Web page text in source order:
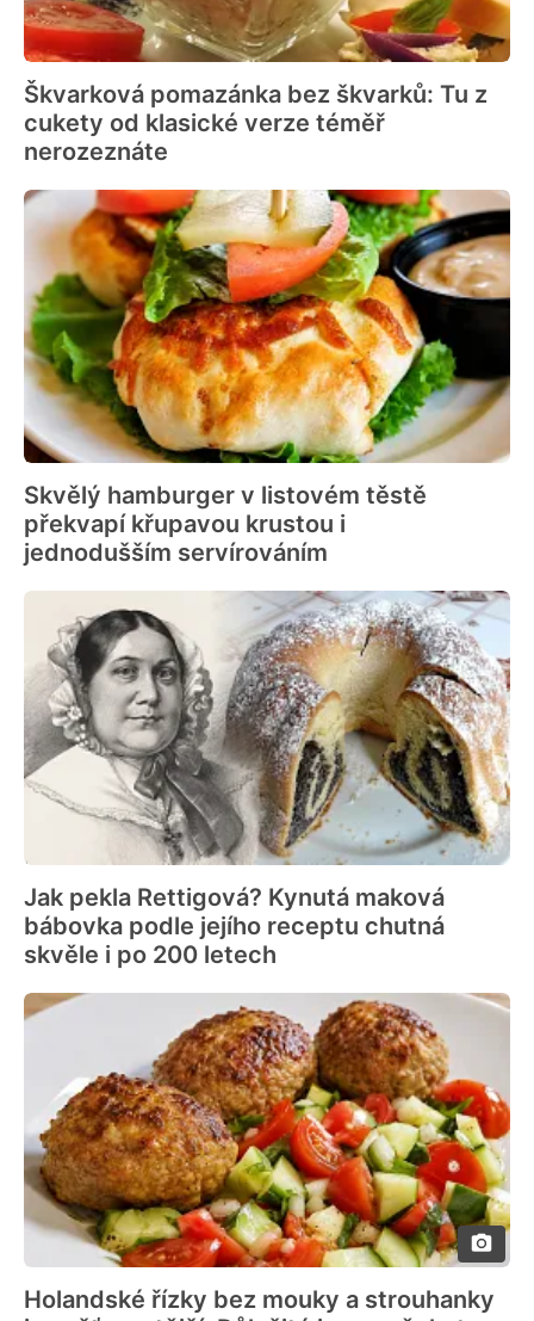
Škvarková pomazánka bez škvarků: Tu z
cukety od klasické verze téměř
nerozeznáte
Skvělý hamburger v listovém těstě
překvapí křupavou krustou i
jednodušším servírováním
Jak pekla Rettigová? Kynutá maková
bábovka podle jejího receptu chutná
skvěle i po 200 letech
Holandské řízky bez mouky a strouhanky